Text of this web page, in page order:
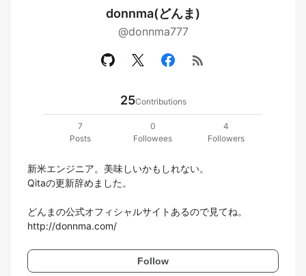
donnma(どんま)
@donnma777
rss_feed
25Contributions
7
Posts
0
Followees
4
Followers
新米エンジニア。美味しいかもしれない。
Qitaの更新辞めました。
どんまの公式オフィシャルサイトあるので見てね。
Follow